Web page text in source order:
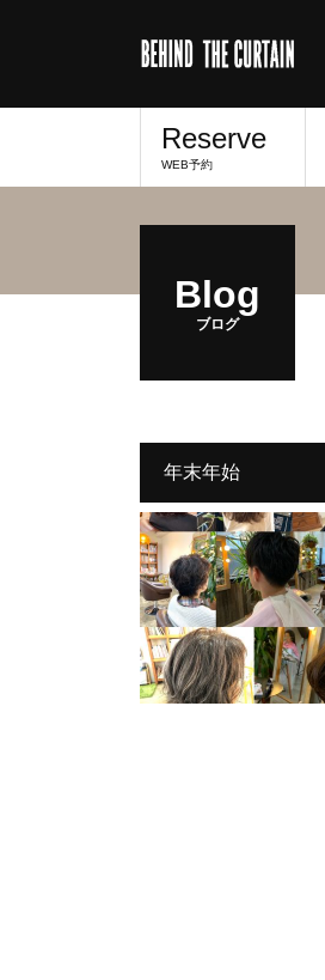
Reserve
WEB予約
Blog
ブログ
年末年始